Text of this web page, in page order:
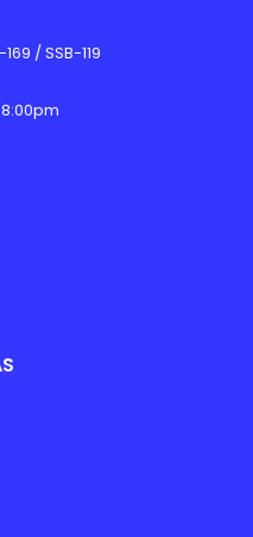
/ SSB-119